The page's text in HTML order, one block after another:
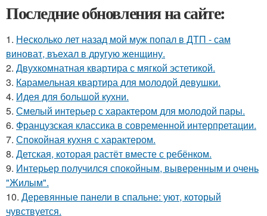
Последние обновления на сайте:
1. Несколько лет назад мой муж попал в ДТП - сам
виноват, въехал в другую женщину.
2. Двухкомнатная квартира с мягкой эстетикой.
3. Карамельная квартира для молодой девушки.
4. Идея для большой кухни.
5. Смелый интерьер с характером для молодой пары.
6. Французская классика в современной интерпретации.
7. Спокойная кухня с характером.
8. Детская, которая растёт вместе с ребёнком.
9. Интерьер получился спокойным, выверенным и очень
"Жилым".
10. Деревянные панели в спальне: уют, который
чувствуется.